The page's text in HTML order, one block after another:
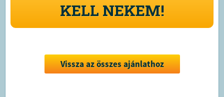
KELL NEKEM!
Vissza az összes ajánlathoz